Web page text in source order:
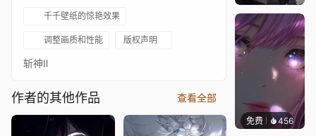
千千壁纸的惊艳效果
调整画质和性能 版权声明
斩神Ⅱ
作者的其他作品 查看全部
免费 456辰东